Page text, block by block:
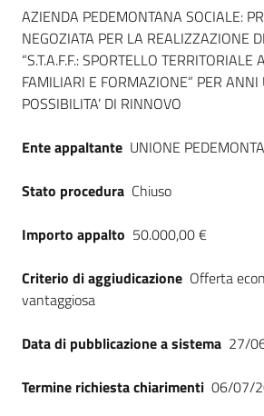
Dati del bando
AZIENDA PEDEMONTANA SOCIALE:
NEGOZIATA PER LA REALIZZAZIONE
“S.T.A.F.F.: SPORTELLO TERRITORIALE
FAMILIARI E FORMAZIONE” PER ANNI
POSSIBILITA’ DI RINNOVO
Ente appaltante UNIONE
Stato procedura Chiuso
Importo appalto 50.000,00 €
Criterio di aggiudicazione Offerta
vantaggiosa
Data di pubblicazione a sistema 27/
Termine richiesta chiarimenti 06/07/